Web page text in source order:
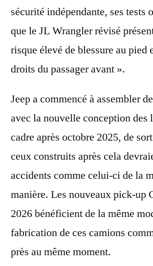
sécurité indépendante, ses tests
que le JL Wrangler révisé
risque élevé de blessure au pied
droits du passager avant ».
Jeep a commencé à assembler
avec la nouvelle conception des
cadre après octobre 2025, de
ceux construits après cela
accidents comme celui-ci de la
manière. Les nouveaux pick-up
2026 bénéficient de la même
fabrication de ces camions
près au même moment.